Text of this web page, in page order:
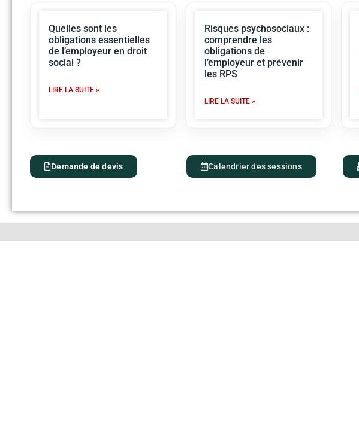
Quelles sont les
obligations essentielles
de l’employeur en droit
social ?
LIRE LA SUITE »
Risques psychosociaux :
comprendre les
obligations de
l’employeur et prévenir
les RPS
LIRE LA SUITE »
Demande de devis Calendrier des sessions